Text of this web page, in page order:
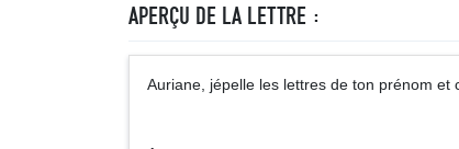
APERÇU DE LA LETTRE :
Auriane, jépelle les lettres de ton